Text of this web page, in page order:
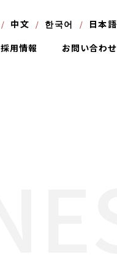
中文 한국어
日本語
採用情報 お問い合わせ